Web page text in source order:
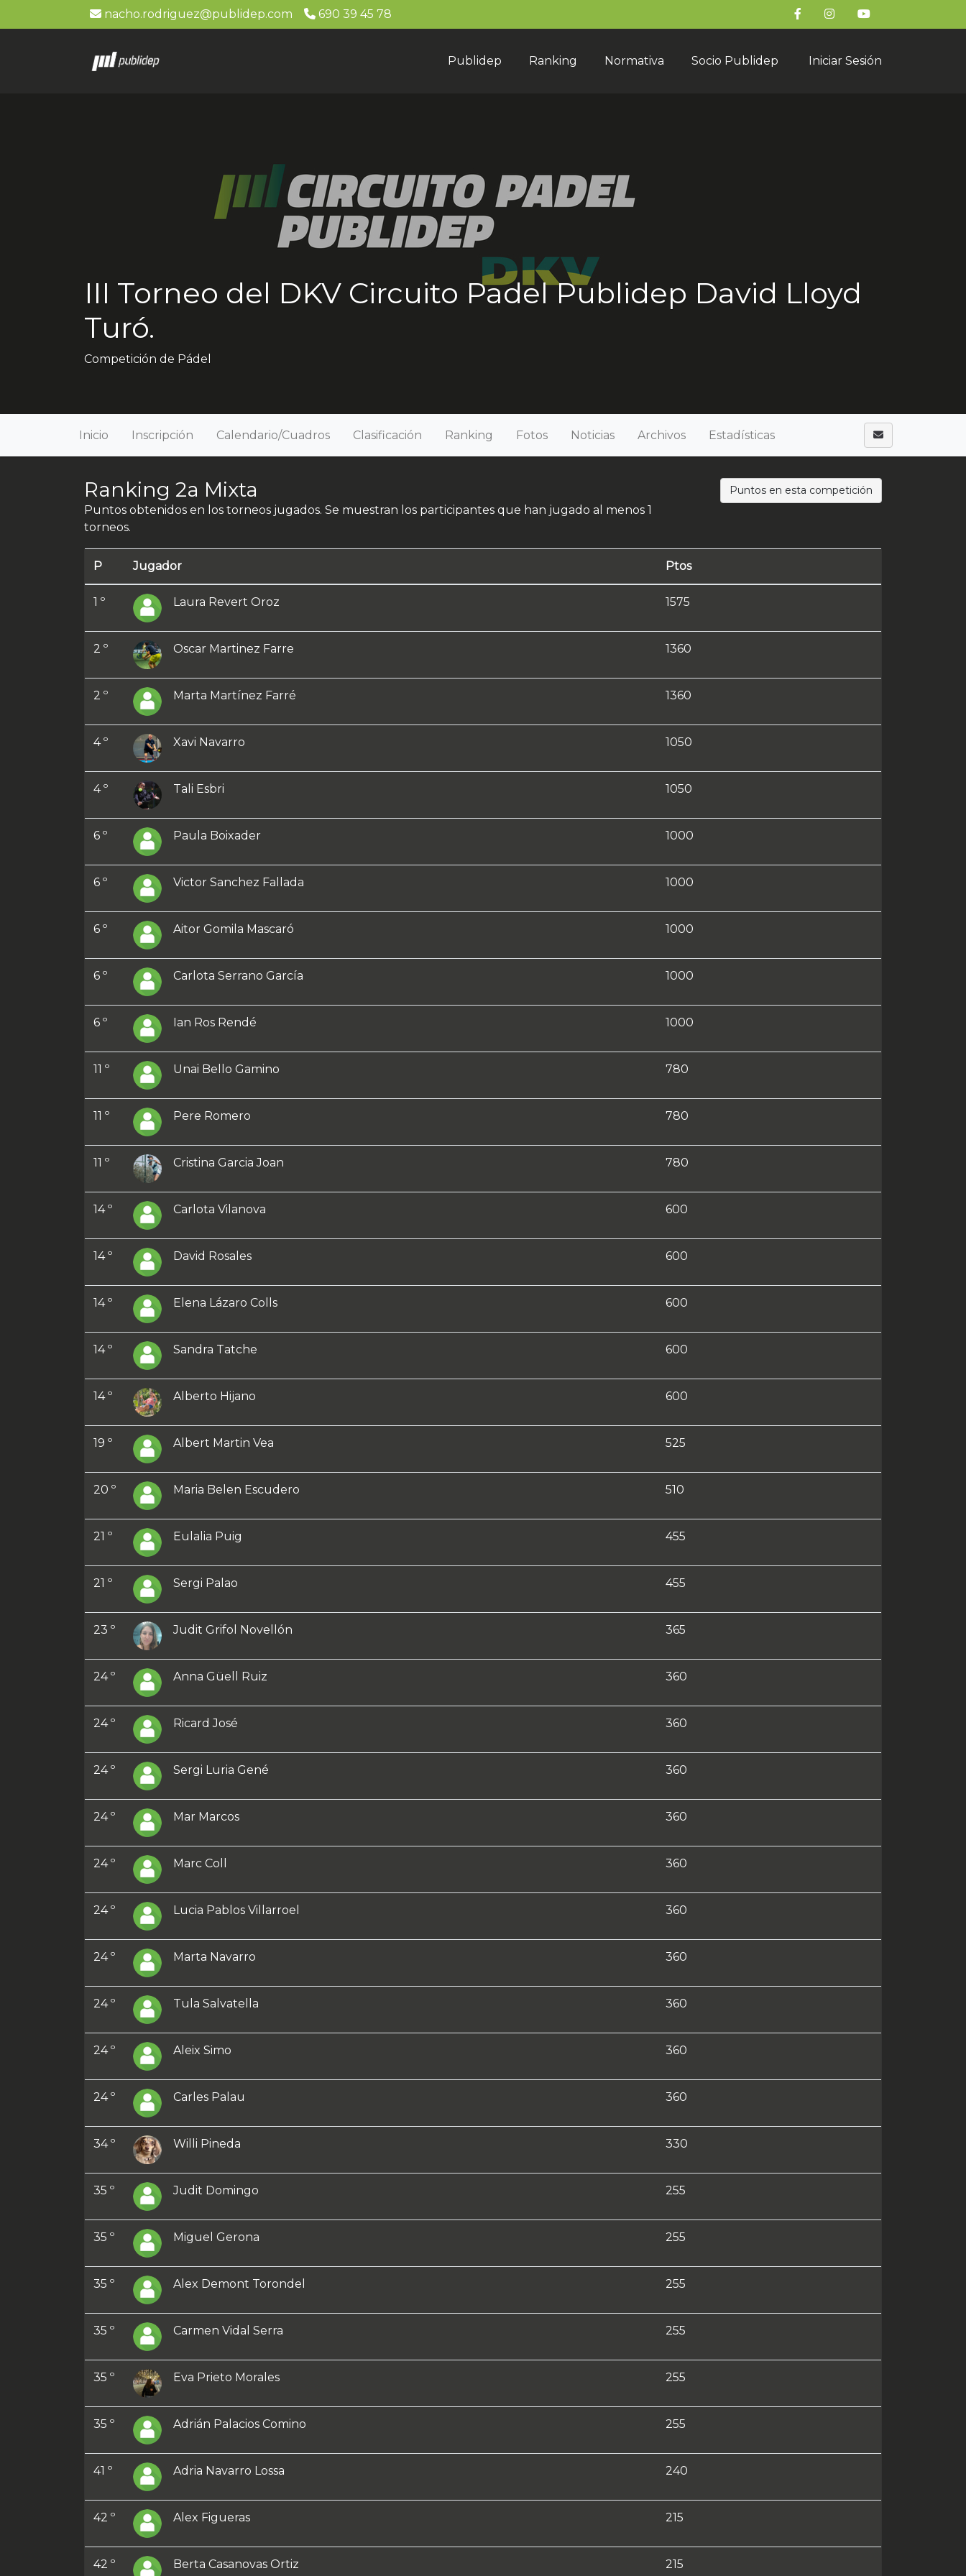
nacho.rodriguez@publidep.com 690 39 45 78
Publidep Ranking Normativa Socio Publidep Iniciar Sesión
III Torneo del DKV Circuito Padel Publidep David Lloyd
Turó.
Competición de Pádel
Inicio Inscripción Calendario/Cuadros Clasificación Ranking Fotos Noticias Archivos Estadísticas
Ranking 2a Mixta
Puntos obtenidos en los torneos jugados. Se muestran los participantes que han jugado al menos 1
torneos.
Puntos en esta competición
P Jugador Ptos
1 º Laura Revert Oroz 1575
2 º Oscar Martinez Farre 1360
2 º Marta Martínez Farré 1360
4 º Xavi Navarro 1050
4 º Tali Esbri 1050
6 º Paula Boixader 1000
6 º Victor Sanchez Fallada 1000
6 º Aitor Gomila Mascaró 1000
6 º Carlota Serrano García 1000
6 º Ian Ros Rendé 1000
11 º Unai Bello Gamino 780
11 º Pere Romero 780
11 º Cristina Garcia Joan 780
14 º Carlota Vilanova 600
14 º David Rosales 600
14 º Elena Lázaro Colls 600
14 º Sandra Tatche 600
14 º Alberto Hijano 600
19 º Albert Martin Vea 525
20 º Maria Belen Escudero 510
21 º Eulalia Puig 455
21 º Sergi Palao 455
23 º Judit Grifol Novellón 365
24 º Anna Güell Ruiz 360
24 º Ricard José 360
24 º Sergi Luria Gené 360
24 º Mar Marcos 360
24 º Marc Coll 360
24 º Lucia Pablos Villarroel 360
24 º Marta Navarro 360
24 º Tula Salvatella 360
24 º Aleix Simo 360
24 º Carles Palau 360
34 º Willi Pineda 330
35 º Judit Domingo 255
35 º Miguel Gerona 255
35 º Alex Demont Torondel 255
35 º Carmen Vidal Serra 255
35 º Eva Prieto Morales 255
35 º Adrián Palacios Comino 255
41 º Adria Navarro Lossa 240
42 º Alex Figueras 215
42 º Berta Casanovas Ortiz 215